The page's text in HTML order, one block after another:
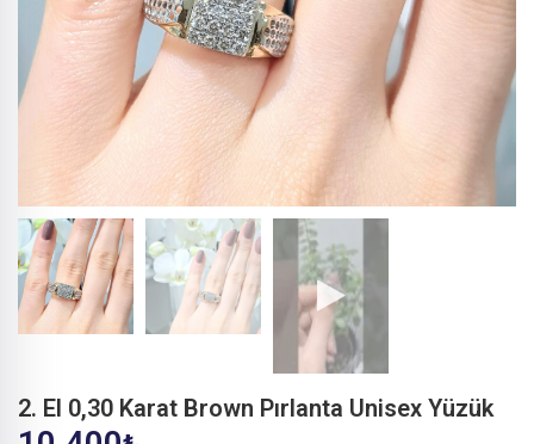
2. El 0,30 Karat Brown Pırlanta Unisex Yüzük